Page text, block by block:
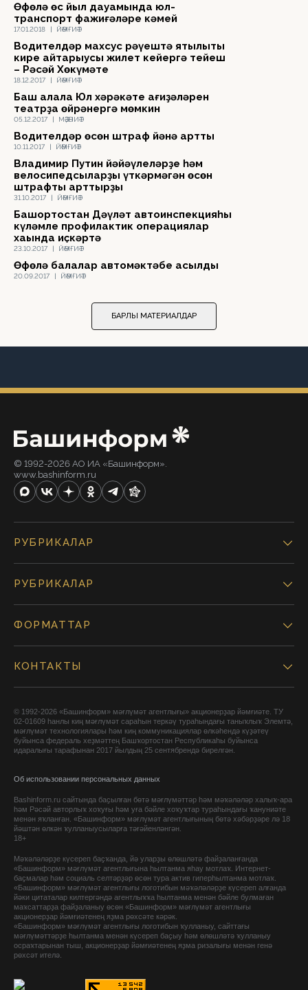
17.01.2018 | ЙӘМҒИӘТ
Өфөлә өс йыл дауамында юл-
транспорт фажиғәләре кәмей
18.12.2017 | ЙӘМҒИӘТ
Водителдәр махсус рәүештә яҡтылыҡты
кире ҡайтарыусы жилет кейергә тейеш
– Рәсәй Хөкүмәте
05.12.2017 | МӘҘӘНИӘТ
Баш ҡалала Юл хәрәкәте ҡағиҙәләрен
театрҙа өйрәнергә мөмкин
10.11.2017 | ЙӘМҒИӘТ
Водителдәр өсөн штраф йәнә артты
31.10.2017 | ЙӘМҒИӘТ
Владимир Путин йәйәүлеләрҙе һәм
велосипедсыларҙы үткәрмәгән өсөн
штрафты арттырҙы
23.10.2017 | ЙӘМҒИӘТ
Башҡортостан Дәүләт автоинспекцияһы
күләмле профилактик операциялар
хаҡында иҫкәртә
20.09.2017 | ЙӘМҒИӘТ
Өфөлә балалар автомәктәбе асылды
БАРЛЫҠ МАТЕРИАЛДАР
© 1992-2026 АО ИА «Башинформ».
www.bashinform.ru
РУБРИКАЛАР
РУБРИКАЛАР
ФОРМАТТАР
КОНТАКТЫ
© 1992-2026 «Башинформ» мәғлүмәт агентлығы» акционерҙар йәмғиәте. ТУ
02-01609 һанлы киң мәғлүмәт сараһын теркәү тураһындағы таныҡлыҡ Элемтә,
мәғлүмәт технологиялары һәм киң коммуникациялар өлкәһендә күҙәтеү
буйынса федераль хеҙмәттең Башҡортостан Республикаһы буйынса
идаралығы тарафынан 2017 йылдың 25 сентябрендә бирелгән.
Об использовании персональных данных
Bashinform.ru сайтында баҫылған бөтә мәғлүмәттәр һәм мәҡәләләр халыҡ-ара
һәм Рәсәй авторлыҡ хоҡуғы һәм уға бәйле хоҡуҡтар тураһындағы ҡануниәте
менән яҡланған. «Башинформ» мәғлүмәт агентлығының бөтә хәбәрҙәре лә 18
йәштән өлкән ҡулланыусыларға тәғәйенләнгән.
18+
Мәҡәләләрҙе күсереп баҫҡанда, йә уларҙы өлөшләтә файҙаланғанда
«Башинформ» мәғлүмәт агентлығына һылтанма яһау мотлаҡ. Интернет-
баҫмалар һәм социаль селтәрҙәр өсөн тура актив гиперһылтанма мотлаҡ.
«Башинформ» мәғлүмәт агентлығы логотибын мәҡәләләрҙе күсереп алғанда
йәки цитаталар килтергәндә агентлыҡҡа һылтанма менән бәйле булмаған
маҡсаттарҙа файҙаланыу өсөн «Башинформ» мәғлүмәт агентлығы
акционерҙар йәмғиәтенең яҙма рөхсәте кәрәк.
«Башинформ» мәғлүмәт агентлығы логотибын ҡулланыу, сайттағы
мәғлүмәттәрҙе һылтанма менән күсереп баҫыу һәм өлөшләтә ҡулланыу
осраҡтарынан тыш, акционерҙар йәмғиәтенең яҙма ризалығы менән генә
рөхсәт ителә.